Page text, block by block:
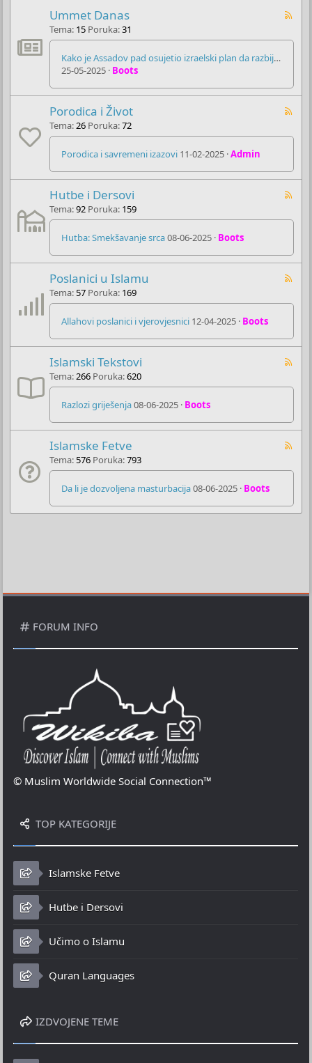
Ummet Danas
Tema 15 Poruka 31
Kako je Assadov pad osujetio izraelski plan da razbije Siriju
25-05-2025 Boots
Porodica i Život
Tema 26 Poruka 72
Porodica i savremeni izazovi 11-02-2025 Admin
Hutbe i Dersovi
Tema 92 Poruka 159
Hutba: Smekšavanje srca08-06-2025 Boots
Poslanici u Islamu
Tema 57 Poruka 169
Allahovi poslanici i vjerovjesnici 12-04-2025 Boots
Islamski Tekstovi
Tema 266 Poruka 620
Razlozi griješenja08-06-2025 Boots
Islamske Fetve
Tema 576 Poruka 793
Da li je dozvoljena masturbacija08-06-2025 Boots
FORUM INFO
© Muslim Worldwide Social Connection™
TOP KATEGORIJE
Islamske Fetve
Hutbe i Dersovi
Učimo o Islamu
Quran Languages
IZDVOJENE TEME